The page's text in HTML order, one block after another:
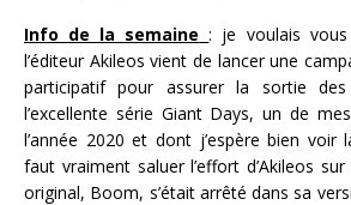
Info de la semaine : je voulais
l’éditeur Akileos vient de lancer une
participatif pour assurer la sortie
l’excellente série Giant Days, un de
l’année 2020 et dont j’espère bien voir
faut vraiment saluer l’effort d’Akileos
original, Boom, s’était arrêté dans sa